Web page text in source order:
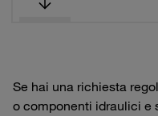
Se hai una richiesta
o componenti idraulici e